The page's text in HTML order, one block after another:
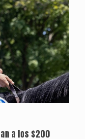
a los $200